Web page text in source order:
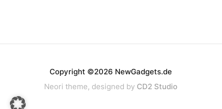
Copyright ©2026 NewGadgets.de
Neori theme, designed by CD2 Studio